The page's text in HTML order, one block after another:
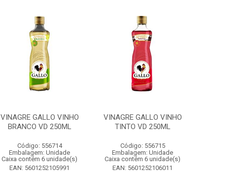
VINAGRE GALLO VINHO
BRANCO VD 250ML
Código: 556714
Embalagem: Unidade
Caixa contém 6 unidade(s)
EAN: 5601252105991
VINAGRE GALLO VINHO
TINTO VD 250ML
Código: 556715
Embalagem: Unidade
Caixa contém 6 unidade(s)
EAN: 5601252106011